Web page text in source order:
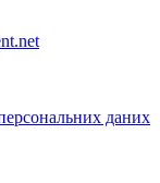
даних